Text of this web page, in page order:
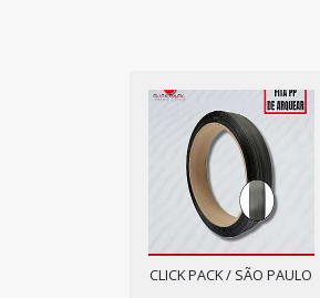
CLICK PACK / SÃO PAULO